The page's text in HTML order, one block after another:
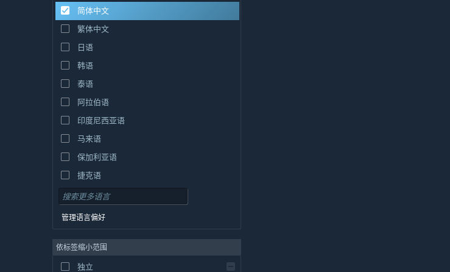
简体中文
繁体中文
日语
韩语
泰语
阿拉伯语
印度尼西亚语
马来语
保加利亚语
捷克语
丹麦语
德语
西班牙语 - 西班牙
西班牙语 - 拉丁美洲
管理语言偏好
依标签缩小范围
独立